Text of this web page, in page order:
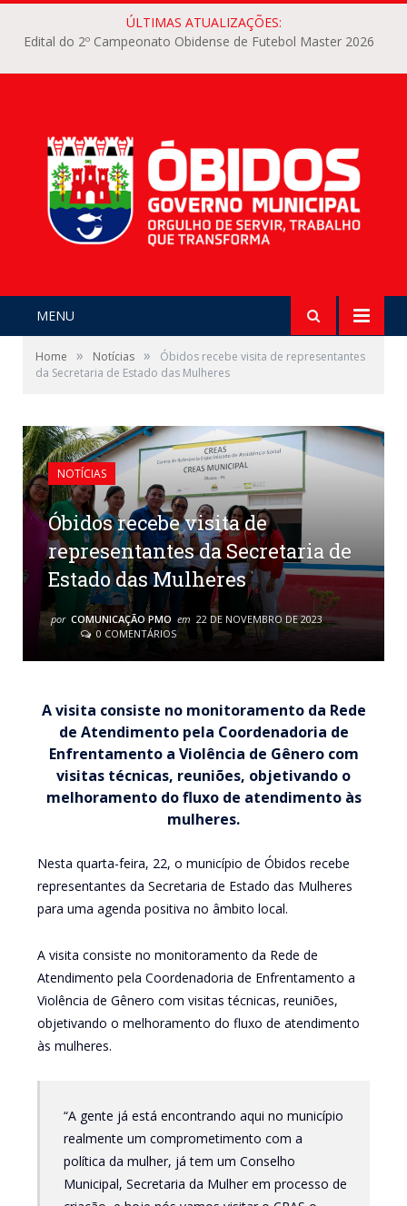
ÚLTIMAS ATUALIZAÇÕES:
Edital do 2º Campeonato Obidense de Futebol Master 2026
MENU
Home » Notícias »
Óbidos recebe visita de representantes
da Secretaria de Estado das Mulheres
NOTÍCIAS
Óbidos recebe visita de
representantes da Secretaria de
Estado das Mulheres
por COMUNICAÇÃO PMO em 22 DE NOVEMBRO DE 2023
0 COMENTÁRIOS
A visita consiste no monitoramento da Rede
de Atendimento pela Coordenadoria de
Enfrentamento a Violência de Gênero com
visitas técnicas, reuniões, objetivando o
melhoramento do fluxo de atendimento às
mulheres.
Nesta quarta-feira, 22, o município de Óbidos recebe
representantes da Secretaria de Estado das Mulheres
para uma agenda positiva no âmbito local.
A visita consiste no monitoramento da Rede de
Atendimento pela Coordenadoria de Enfrentamento a
Violência de Gênero com visitas técnicas, reuniões,
objetivando o melhoramento do fluxo de atendimento
às mulheres.
“A gente já está encontrando aqui no município
realmente um comprometimento com a
política da mulher, já tem um Conselho
Municipal, Secretaria da Mulher em processo de